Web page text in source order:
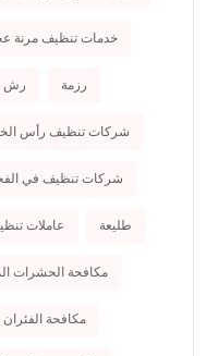
خدمات تنظيف مرنة
رزمة رش
شركات تنظيف رأس
شركات تنظيف في
طليعة عاملات
مكافحة الحشرات
مكافحة الفئران